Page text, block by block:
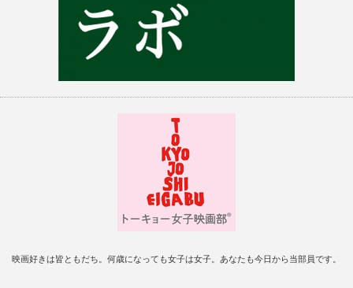
映画好きは皆ともだち。何歳になっても女子は女子。あなたも今日から当部員です。